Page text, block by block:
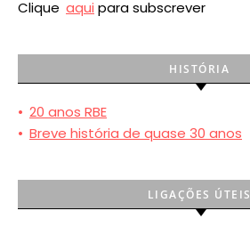
Clique aqui para subscrever
HISTÓRIA
• 20 anos RBE
• Breve história de quase 30 anos
LIGAÇÕES ÚTEIS